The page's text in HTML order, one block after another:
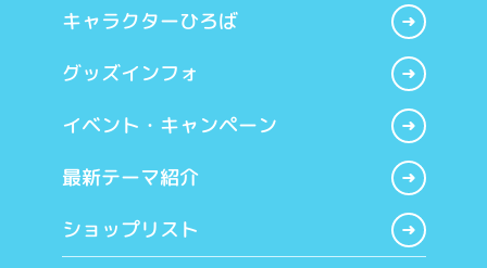
キャラクターひろば
グッズインフォ
イベント・キャンペーン
最新テーマ紹介
ショップリスト